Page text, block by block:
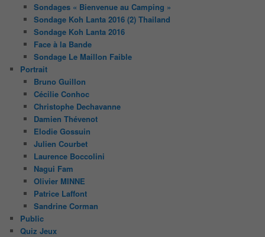
Sondages « Bienvenue au Camping »
Sondage Koh Lanta 2016 (2) Thailand
Sondage Koh Lanta 2016
Face à la Bande
Sondage Le Maillon Faible
Portrait
Bruno Guillon
Cécilie Conhoc
Christophe Dechavanne
Damien Thévenot
Elodie Gossuin
Julien Courbet
Laurence Boccolini
Nagui Fam
Olivier MINNE
Patrice Laffont
Sandrine Corman
Public
Quiz Jeux